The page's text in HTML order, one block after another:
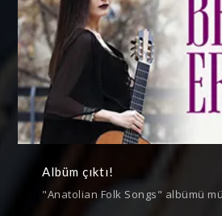
Albüm çıktı!
"Anatolian Folk Songs" albümü